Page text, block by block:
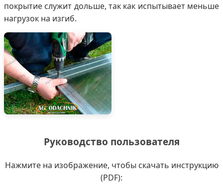
покрытие служит дольше, так как испытывает меньше
нагрузок на изгиб.
Руководство пользователя
Нажмите на изображение, чтобы скачать инструкцию
(PDF):